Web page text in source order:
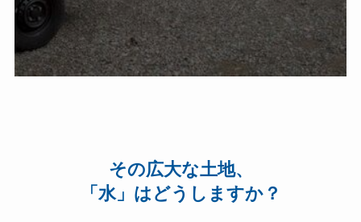
その広大な土地、
「水」はどうしますか？